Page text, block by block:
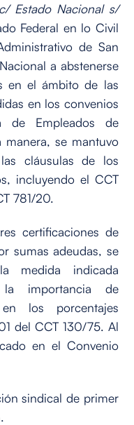
Estado Nacional s/
Federal en lo Civil
de San
a abstenerse
en el ámbito de las
en los convenios
de Empleados de
manera, se mantuvo
cláusulas de los
incluyendo el CCT
781/20.
certificaciones de
sumas adeudas, se
medida indicada
la importancia de
los porcentajes
del CCT 130/75. Al
en el Convenio
sindical de primer